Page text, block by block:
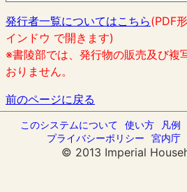
発行者一覧についてはこちら(PDF
インドウ で開きます)
※書陵部では、発行物の販売及び複
おりません。
前のページに戻る
このシステムについて 使い方 凡例
プライバシーポリシー
宮内庁
© 2013 Imperial